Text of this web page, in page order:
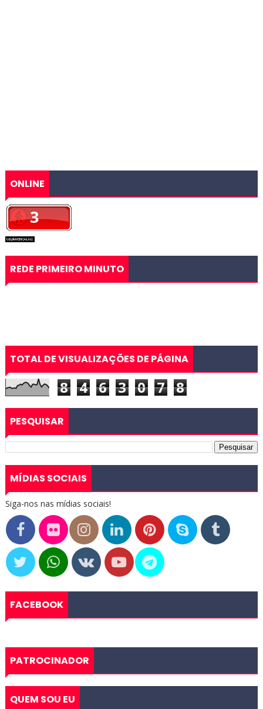
ONLINE
REDE PRIMEIRO MINUTO
TOTAL DE VISUALIZAÇÕES DE PÁGINA
8 4 6 3 0 7 8
PESQUISAR
MÍDIAS SOCIAIS
Siga-nos nas mídias sociais!
FACEBOOK
PATROCINADOR
QUEM SOU EU